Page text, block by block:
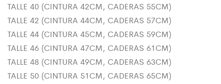
TALLE 40 (CINTURA 42CM, CADERAS 55CM)
TALLE 42 (CINTURA 44CM, CADERAS 57CM)
TALLE 44 (CINTURA 45CM, CADERAS 59CM)
TALLE 46 (CINTURA 47CM, CADERAS 61CM)
TALLE 48 (CINTURA 49CM, CADERAS 63CM)
TALLE 50 (CINTURA 51CM, CADERAS 65CM)